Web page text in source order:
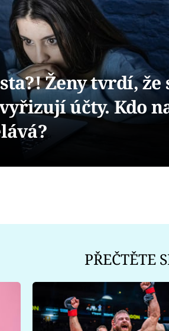
Ženy tvrdí, že
účty. Kdo
PŘEČTĚTE